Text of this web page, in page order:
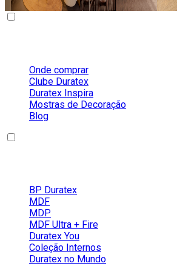
Onde comprar
Clube Duratex
Duratex Inspira
Mostras de Decoração
Blog
BP Duratex
MDF
MDP
MDF Ultra + Fire
Duratex You
Coleção Internos
Duratex no Mundo